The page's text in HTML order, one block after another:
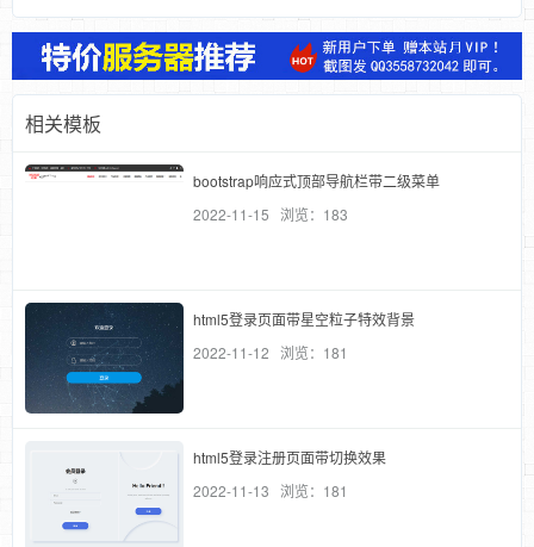
相关模板
bootstrap响应式顶部导航栏带二级菜单
2022-11-15 浏览：183
html5登录页面带星空粒子特效背景
2022-11-12 浏览：181
html5登录注册页面带切换效果
2022-11-13 浏览：181